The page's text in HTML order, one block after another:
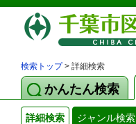
検索トップ> 詳細検索
かんたん検索
詳細検索 ジャンル検索